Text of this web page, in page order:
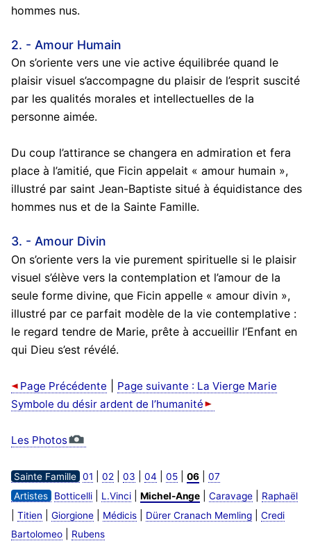
hommes nus.
2. - Amour Humain
On s’oriente vers une vie active équilibrée quand le
plaisir visuel s’accompagne du plaisir de l’esprit suscité
par les qualités morales et intellectuelles de la
personne aimée.
Du coup l’attirance se changera en admiration et fera
place à l’amitié, que Ficin appelait « amour humain »,
illustré par saint Jean-Baptiste situé à équidistance des
hommes nus et de la Sainte Famille.
3. - Amour Divin
On s’oriente vers la vie purement spirituelle si le plaisir
visuel s’élève vers la contemplation et l’amour de la
seule forme divine, que Ficin appelle « amour divin »,
illustré par ce parfait modèle de la vie contemplative :
le regard tendre de Marie, prête à accueillir l’Enfant en
qui Dieu s’est révélé.
Page Précédente
Page suivante : La Vierge Marie
Symbole du désir ardent de l’humanité
Les Photos
Sainte Famille 01 02 03 04 05| 06| 07
Artistes
Botticelli| L.Vinci| Michel-Ange| Caravage| Raphaël
Titien Giorgione| Médicis| Dürer Cranach Memling| Credi
Bartolomeo|
Rubens